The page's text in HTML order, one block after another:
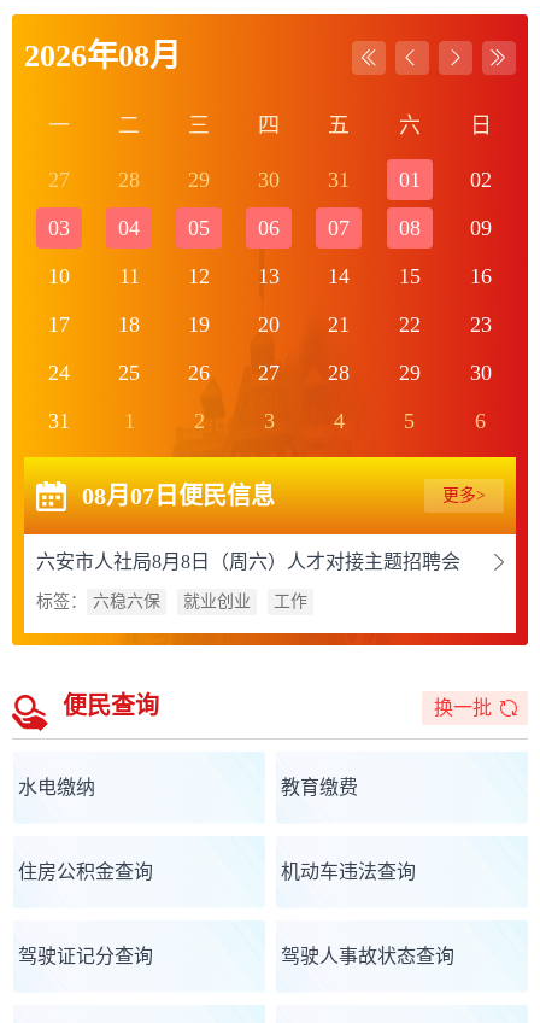
2026年08月
一 二 三 四 五 六 日
27 28 29 30 31 01
02
03
04 05 06 07 08
09
10
11 12 13 14 15
16
17
18 19 20 21 22
23
24
25 26 27 28 29
30
31
1 2 3 4 5 6
08月07日 便民信息 更多>
六安市人社局8月8日（周六）人才对接主题招聘会
标签： 六稳六保 就业创业 工作
便民查询
水电缴纳 教育缴费
住房公积金查询 机动车违法查询
驾驶证记分查询 驾驶人事故状态查询
换一批